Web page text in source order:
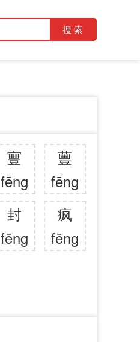
寷
fēng
蘴
fēng
封
fēng
疯
fēng